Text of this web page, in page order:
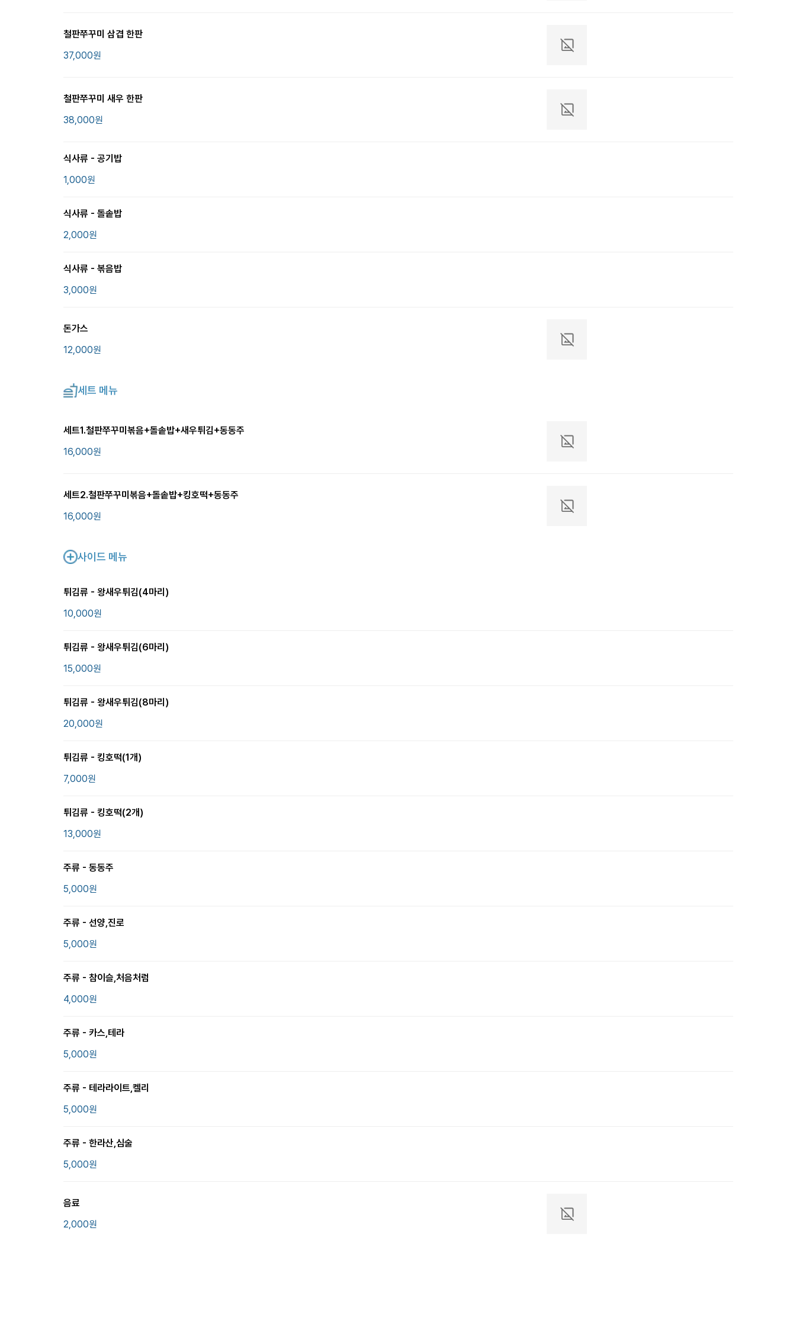
철판쭈꾸미 삼겹 한판
37,000원
철판쭈꾸미 새우 한판
38,000원
식사류 - 공기밥
1,000원
식사류 - 돌솥밥
2,000원
식사류 - 볶음밥
3,000원
돈가스
12,000원
세트 메뉴
세트1.철판쭈꾸미볶음+돌솥밥+새우튀김+동동주
16,000원
세트2.철판쭈꾸미볶음+돌솥밥+킹호떡+동동주
16,000원
사이드 메뉴
튀김류 - 왕새우튀김(4마리)
10,000원
튀김류 - 왕새우튀김(6마리)
15,000원
튀김류 - 왕새우튀김(8마리)
20,000원
튀김류 - 킹호떡(1개)
7,000원
튀김류 - 킹호떡(2개)
13,000원
주류 - 동동주
5,000원
주류 - 선양,진로
5,000원
주류 - 참이슬,처음처럼
4,000원
주류 - 카스,테라
5,000원
주류 - 테라라이트,켈리
5,000원
주류 - 한라산,심술
5,000원
음료
2,000원